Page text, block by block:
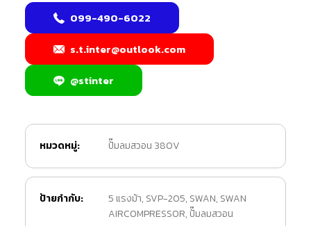
099-490-6022
s.t.inter@outlook.com
@stinter
หมวดหมู่: ปั๊มลมสวอน 380V
ป้ายกำกับ: 5 แรงม้า, SVP-205, SWAN, SWAN
AIRCOMPRESSOR, ปั๊มลมสวอน